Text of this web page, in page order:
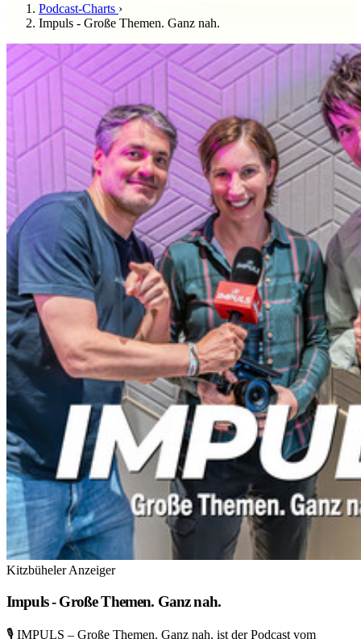
Podcast-Charts ›
Impuls - Große Themen. Ganz nah.
Kitzbüheler Anzeiger
Impuls - Große Themen. Ganz nah.
🎙️ IMPULS – Große Themen. Ganz nah. ist der Podcast vom